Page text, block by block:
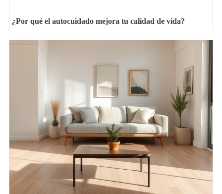
¿Por qué el autocuidado mejora tu calidad de vida?